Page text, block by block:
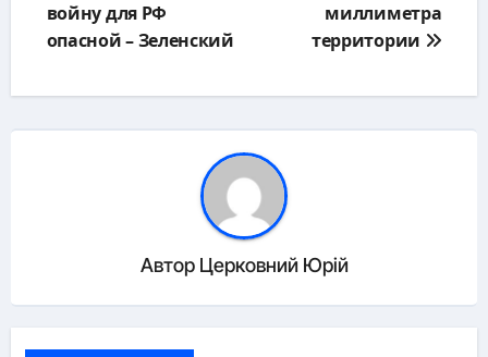
войну для РФ
опасной – Зеленский
миллиметра
территории
Автор Церковний Юрій